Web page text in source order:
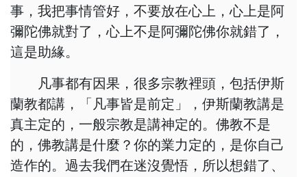
事，我把事情管好，不要放在心上，心上是阿
彌陀佛就對了，心上不是阿彌陀佛你就錯了，
這是助緣。
凡事都有因果，很多宗教裡頭，包括伊斯
蘭教都講，「凡事皆是前定」，伊斯蘭教講是
真主定的，一般宗教是講神定的。佛教不是
的，佛教講是什麼？你的業力定的，是你自己
造作的。過去我們在迷沒覺悟，所以想錯了、